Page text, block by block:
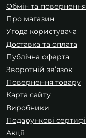
Обмін та повернення
Про магазин
Угода користувача
Доставка та оплата
Публічна оферта
Зворотній зв’язок
Повернення товару
Карта сайту
Виробники
Подарункові
Акції